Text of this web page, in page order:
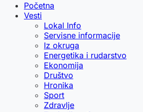
Početna
Vesti
Lokal Info
Servisne informacije
Iz okruga
Energetika i rudarstvo
Ekonomija
Društvo
Hronika
Sport
Zdravlje